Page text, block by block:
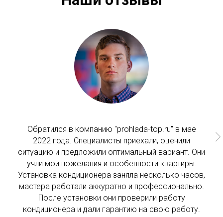
Обратился в компанию "prohlada-top.ru" в мае
2022 года. Специалисты приехали, оценили
ситуацию и предложили оптимальный вариант. Они
учли мои пожелания и особенности квартиры.
Установка кондиционера заняла несколько часов,
мастера работали аккуратно и профессионально.
После установки они проверили работу
кондиционера и дали гарантию на свою работу.